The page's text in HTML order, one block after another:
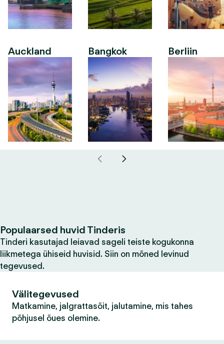
Auckland Bangkok Berliin
Populaarsed huvid Tinderis
Tinderi kasutajad leiavad sageli teiste kogukonna
liikmetega ühiseid huvisid. Siin on mõned levinud
tegevused.
Välitegevused
Matkamine, jalgrattasõit, jalutamine, mis tahes
põhjusel õues olemine.